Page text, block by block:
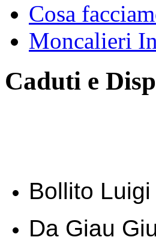
Cosa
Moncalieri
Caduti e
Bollito Luigi
Da Giau